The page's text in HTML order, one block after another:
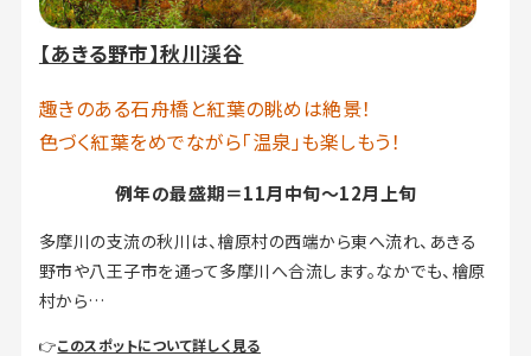
【あきる野市】秋川渓谷
趣きのある石舟橋と紅葉の眺めは絶景！
色づく紅葉をめでながら「温泉」も楽しもう！
例年の最盛期＝11月中旬～12月上旬
多摩川の支流の秋川は、檜原村の西端から東へ流れ、あきる
野市や八王子市を通って多摩川へ合流します。なかでも、檜原
村から…
👉このスポットについて詳しく見る